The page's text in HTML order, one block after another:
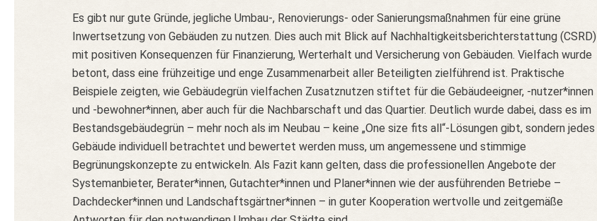
Es gibt nur gute Gründe, jegliche Umbau-, Renovierungs- oder Sanierungsmaßnahmen für eine grüne
Inwertsetzung von Gebäuden zu nutzen. Dies auch mit Blick auf Nachhaltigkeitsberichterstattung (CSRD)
mit positiven Konsequenzen für Finanzierung, Werterhalt und Versicherung von Gebäuden. Vielfach wurde
betont, dass eine frühzeitige und enge Zusammenarbeit aller Beteiligten zielführend ist. Praktische
Beispiele zeigten, wie Gebäudegrün vielfachen Zusatznutzen stiftet für die Gebäudeeigner, -nutzer*innen
und -bewohner*innen, aber auch für die Nachbarschaft und das Quartier. Deutlich wurde dabei, dass es im
Bestandsgebäudegrün – mehr noch als im Neubau – keine „One size fits all“-Lösungen gibt, sondern jedes
Gebäude individuell betrachtet und bewertet werden muss, um angemessene und stimmige
Begrünungskonzepte zu entwickeln. Als Fazit kann gelten, dass die professionellen Angebote der
Systemanbieter, Berater*innen, Gutachter*innen und Planer*innen wie der ausführenden Betriebe –
Dachdecker*innen und Landschaftsgärtner*innen – in guter Kooperation wertvolle und zeitgemäße